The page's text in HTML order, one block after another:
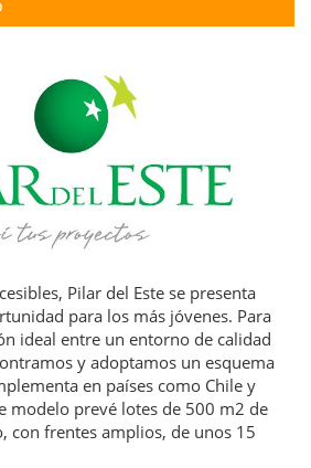
Pilar del Este se presenta
para los más jóvenes. Para
ideal entre un entorno de calidad
y adoptamos un esquema
en países como Chile y
modelo prevé lotes de 500 m2 de
con frentes amplios, de unos 15